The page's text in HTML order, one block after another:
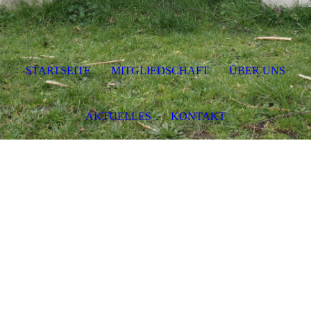
STARTSEITE MITGLIEDSCHAFT ÜBER UNS
AKTUELLES KONTAKT